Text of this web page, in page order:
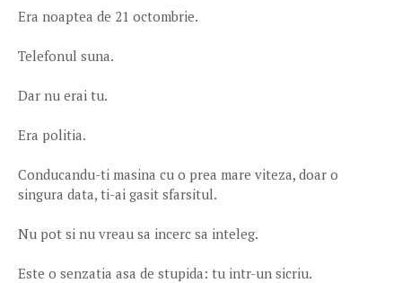
Era noaptea de 21 octombrie.
Telefonul suna.
Dar nu erai tu.
Era politia.
Conducandu-ti masina cu o prea mare viteza, doar o
singura data, ti-ai gasit sfarsitul.
Nu pot si nu vreau sa incerc sa inteleg.
Este o senzatia asa de stupida: tu intr-un sicriu.